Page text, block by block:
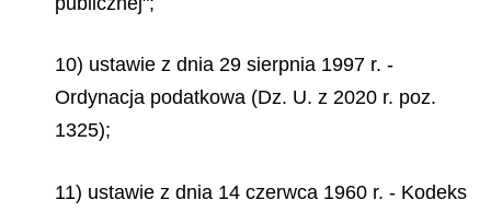
10) ustawie z dnia 29 sierpnia 1997 r. -
Ordynacja podatkowa (Dz. U. z 2020 r. poz.
1325);
11) ustawie z dnia 14 czerwca 1960 r. - Kodeks